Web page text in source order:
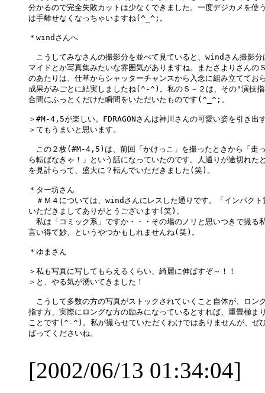
分かるので完全失敗カットは少なくできました。一度デジカメを使
は手離せなくなっちゃいますね(^_^;。
＊windさんへ
こうしてみなさんの撮影分を並べて見ていると、windさん撮影分
マイドとか写真集みたいな雰囲気がありますね。またさよりさんの
のあたりは、仕草からシャッターチャンスから入念に組み立ててお
成果がみごとに結実しましたね(^-^)。私のＳ－２は、その"演技
合間にふっとくだけた瞬間をいただいたものです(^_^;。
＞#M-4,5が楽しい。FDRAGONさんは神川さんの可愛い姿を引き出
＞てもうまいと思います。
この２枚(#M-4,5)は、前回「かけっこ」を撮ったときから「走
ら転ばなきゃ！」という話になっていたのです。人通りが途切れた
を見計らって、盛大に？転んでいただきました(笑)。
＊ター坊さん
＃Ｍ４については、windさんにレスした通りです。「インパクト
いただきましてありがとうございます(笑)。
私は「コミック系」ですか・・・その場のノリと思いつきで撮る
言い得て妙、というやつかもしれませんね(笑)。
＊ゆまさん
＞私も写真に写してもらえるくらい、綺麗に伸ばすぞ～！！
＞と、やる気が湧いてきました！
こうして多数の方の写真がストックされていくこと自体が、ロン
指す方、実際にロングな方の励みになっているとすれば、重畳極ま
ことです(^-^)。私が撮らせていただくわけではありませんが、ぜ
ばってくださいね。
[2002/06/13 01:34:04]